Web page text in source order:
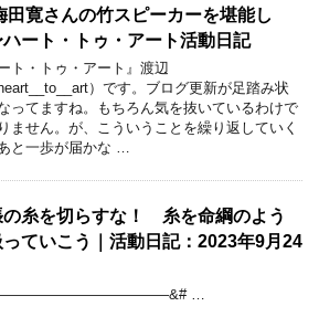
田寛さんの竹スピーカーを堪能し
ハート・トゥ・アート活動日記
ート・トゥ・アート』渡辺
）です。ブログ更新が足踏み状
ってますね。もちろん気を抜いているわけで
ません。が、こういうことを繰り返していく
と一歩が届かな …
の糸を切らすな！ 糸を命綱のよう
っていこう｜活動日記：2023年9月24
…